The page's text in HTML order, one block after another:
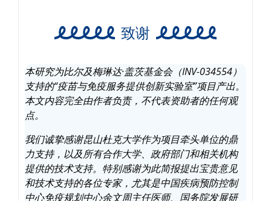
致谢
本研究为比尔及梅琳达·盖茨基金会（INV-034554）
支持的“疫苗与免疫服务提供创新实验室”项目产出。
本文内容完全由作者负责，不代表资助者的任何观
点。
我们诚挚感谢昆山杜克大学作为项目牵头单位的鼎
力支持，以及所有合作大学、政府部门和相关机构
提供的技术支持。特别感谢为此简报提出宝贵意见
和技术支持的各位专家，尤其是中国疾病预防控制
中心免疫规划中心余文周主任医师、国务院发展研